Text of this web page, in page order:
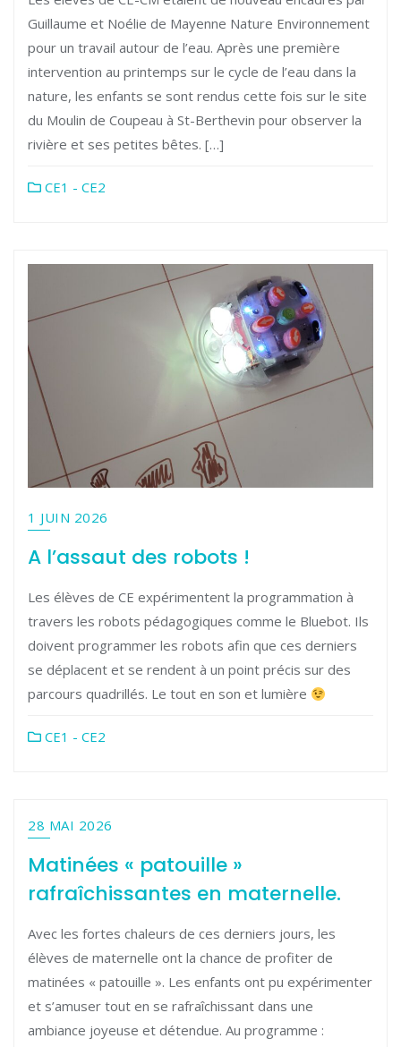
Guillaume et Noélie de Mayenne Nature Environnement
pour un travail autour de l’eau. Après une première
intervention au printemps sur le cycle de l’eau dans la
nature, les enfants se sont rendus cette fois sur le site
du Moulin de Coupeau à St-Berthevin pour observer la
rivière et ses petites bêtes. […]
CE1 - CE2
1 JUIN 2026
A l’assaut des robots !
Les élèves de CE expérimentent la programmation à
travers les robots pédagogiques comme le Bluebot. Ils
doivent programmer les robots afin que ces derniers
se déplacent et se rendent à un point précis sur des
parcours quadrillés. Le tout en son et lumière
CE1 - CE2
28 MAI 2026
Matinées « patouille »
rafraîchissantes en maternelle.
Avec les fortes chaleurs de ces derniers jours, les
élèves de maternelle ont la chance de profiter de
matinées « patouille ». Les enfants ont pu expérimenter
et s’amuser tout en se rafraîchissant dans une
ambiance joyeuse et détendue. Au programme :